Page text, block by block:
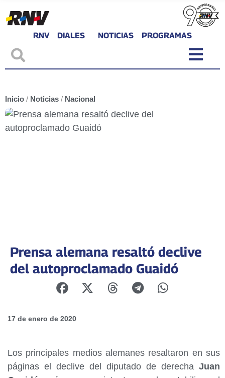
RNV DIALES NOTICIAS PROGRAMAS
Inicio / Noticias / Nacional
Prensa alemana resaltó declive
del autoproclamado Guaidó
17 de enero de 2020
Los principales medios alemanes resaltaron en sus
páginas el declive del diputado de derecha Juan